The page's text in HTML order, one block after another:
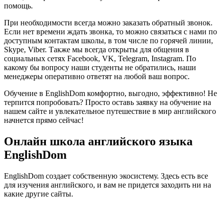
помощь.
При необходимости всегда можно заказать обратный звонок.
Если нет времени ждать звонка, то можно связаться с нами по
доступным контактам школы, в том числе по горячей линии,
Skype, Viber. Также мы всегда открыты для общения в
социальных сетях Facebook, VK, Telegram, Instagram. По
какому бы вопросу наши студенты не обратились, наши
менеджеры оперативно ответят на любой ваш вопрос.
Обучение в EnglishDom комфортно, выгодно, эффективно! Не
терпится попробовать? Просто оставь заявку на обучение на
нашем сайте и увлекательное путешествие в мир английского
начнется прямо сейчас!
Онлайн школа английского языка
EnglishDom
EnglishDom создает собственную экосистему. Здесь есть все
для изучения английского, и вам не придется заходить ни на
какие другие сайты.